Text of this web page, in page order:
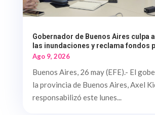
Gobernador de Buenos Aires culpa
las inundaciones y reclama fondos
Ago 9, 2026
Buenos Aires, 26 may (EFE).- El
la provincia de Buenos Aires, Axel
responsabilizó este lunes...